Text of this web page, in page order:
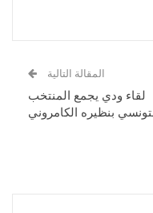
المقالة التالية
لقاء ودي يجمع المنتخب
بنظيره الكامروني